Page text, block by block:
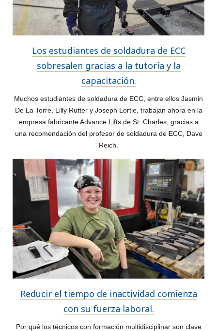
Los estudiantes de soldadura de ECC
sobresalen gracias a la tutoría y la
capacitación.
Muchos estudiantes de soldadura de ECC, entre ellos Jasmin
De La Torre, Lilly Rutter y Joseph Lortie, trabajan ahora en la
empresa fabricante Advance Lifts de St. Charles, gracias a
una recomendación del profesor de soldadura de ECC, Dave
Reich.
Reducir el tiempo de inactividad comienza
con su fuerza laboral.
Por qué los técnicos con formación multidisciplinar son clave